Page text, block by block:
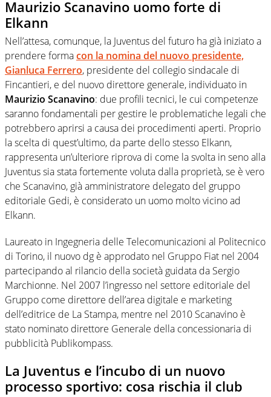
Maurizio Scanavino uomo forte di
Elkann
Nell’attesa, comunque, la Juventus del futuro ha già iniziato a
prendere formacon la nomina del nuovo presidente,
Gianluca Ferrero, presidente del collegio sindacale di
Fincantieri, e del nuovo direttore generale, individuato in
Maurizio Scanavino: due profili tecnici, le cui competenze
saranno fondamentali per gestire le problematiche legali che
potrebbero aprirsi a causa dei procedimenti aperti. Proprio
la scelta di quest’ultimo, da parte dello stesso Elkann,
rappresenta un’ulteriore riprova di come la svolta in seno alla
Juventus sia stata fortemente voluta dalla proprietà, se è vero
che Scanavino, già amministratore delegato del gruppo
editoriale Gedi, è considerato un uomo molto vicino ad
Elkann.
Laureato in Ingegneria delle Telecomunicazioni al Politecnico
di Torino, il nuovo dg è approdato nel Gruppo Fiat nel 2004
partecipando al rilancio della società guidata da Sergio
Marchionne. Nel 2007 l’ingresso nel settore editoriale del
Gruppo come direttore dell’area digitale e marketing
dell’editrice de La Stampa, mentre nel 2010 Scanavino è
stato nominato direttore Generale della concessionaria di
pubblicità Publikompass.
La Juventus e l’incubo di un nuovo
processo sportivo: cosa rischia il club